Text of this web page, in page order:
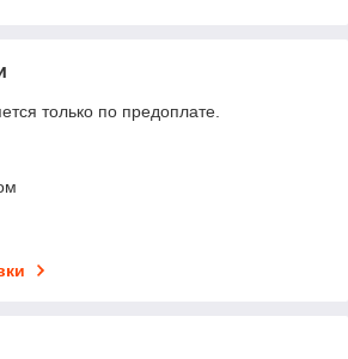
только по предоплате.